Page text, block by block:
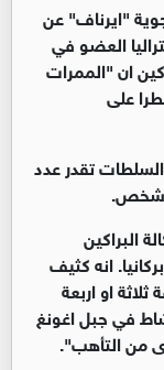
"ايرناف" عن
العضو في
ان "الممرات
على
تقدر عدد
شخص.
البراكين
انه كثيف
او اربعة
في جبل اغونغ
من التأهب".